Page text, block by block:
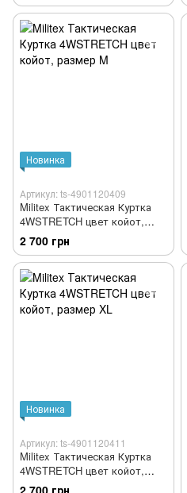
Новинка
Артикул: ts-4901120409
Militex Тактическая Куртка
4WSTRETCH цвет койот,
размер M
2 700 грн
Новинка
Артикул: ts-4901120411
Militex Тактическая Куртка
4WSTRETCH цвет койот,
размер XL